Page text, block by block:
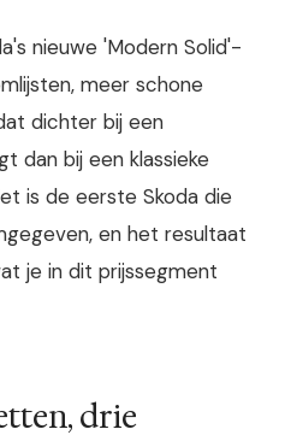
nieuwe 'Modern Solid'-
meer schone
dichter bij een
dan bij een klassieke
is de eerste Skoda die
en het resultaat
je in dit prijssegment
drie